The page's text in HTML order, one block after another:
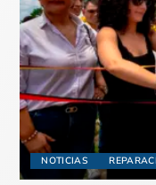
NOTICIAS